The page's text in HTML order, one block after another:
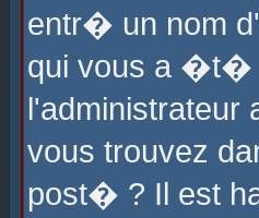
entr� un nom
qui vous a �t�
l'administrateur
vous trouvez
post� ? Il est